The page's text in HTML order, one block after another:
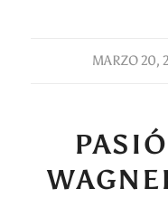
MARZO 20,
/